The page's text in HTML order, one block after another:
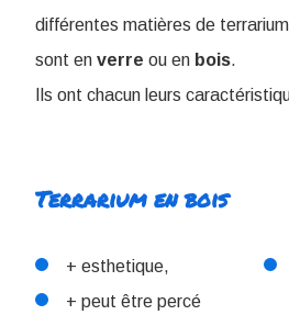
différentes matières de
sont en verre ou en bois.
ls ont chacun leurs
Terrarium en bois
+ esthetique,
+ peut être percé